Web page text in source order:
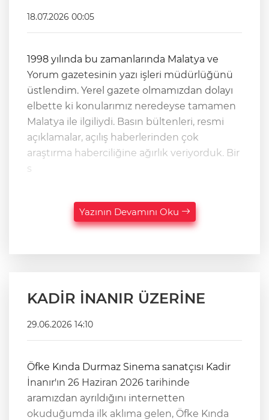
18.07.2026 00:05
1998 yılında bu zamanlarında Malatya ve
Yorum gazetesinin yazı işleri müdürlüğünü
üstlendim. Yerel gazete olmamızdan dolayı
elbette ki konularımız neredeyse tamamen
Malatya ile ilgiliydi. Basın bültenleri, resmi
açıklamalar, açılış haberlerinden çok
araştırma haberciliğine ağırlık veriyorduk. Bir
s
Yazının Devamını Oku
KADİR İNANIR ÜZERİNE
29.06.2026 14:10
Öfke Kında Durmaz Sinema sanatçısı Kadir
İnanır'ın 26 Haziran 2026 tarihinde
aramızdan ayrıldığını internetten
okuduğumda ilk aklıma gelen, Öfke Kında